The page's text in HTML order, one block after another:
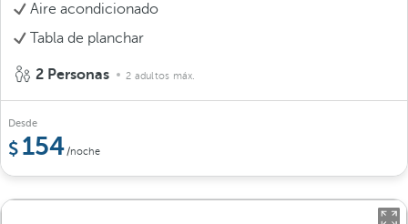
Aire acondicionado
Tabla de planchar
2 Personas 2 adultos máx.
Desde
154/noche